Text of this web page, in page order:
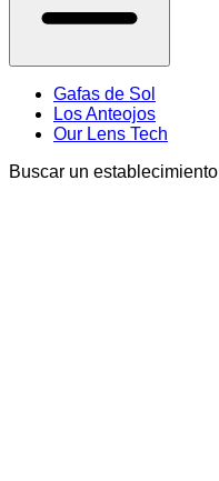
Gafas de Sol
Los Anteojos
Our Lens Tech
Buscar un establecimiento